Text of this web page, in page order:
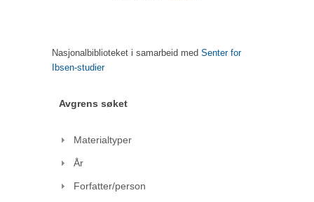
Nasjonalbiblioteket i samarbeid med Senter for
Ibsen-studier
Avgrens søket
Materialtyper
År
Forfatter/person